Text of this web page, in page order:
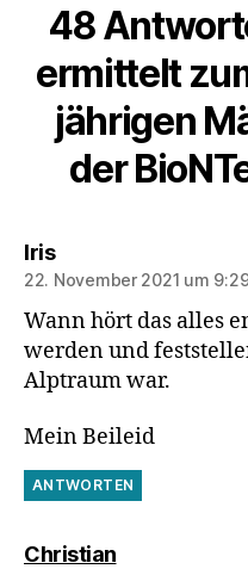
48
ermittelt
jährigen
der
Irissagt:
22. November 2021 um
Wann hört das alles
werden und
Alptraum war.
Mein Beileid
ANTWORTEN
Christiansagt: